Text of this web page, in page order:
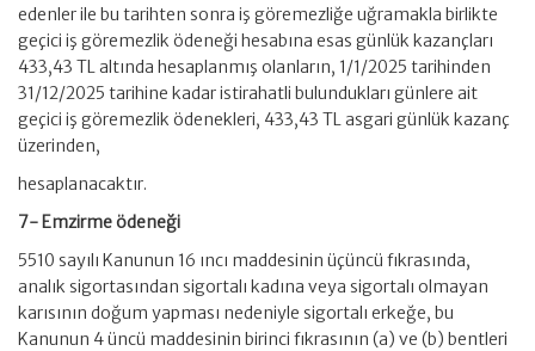
edenler ile bu tarihten sonra iş göremezliğe uğramakla birlikte
geçici iş göremezlik ödeneği hesabına esas günlük kazançları
433,43 TL altında hesaplanmış olanların, 1/1/2025 tarihinden
31/12/2025 tarihine kadar istirahatli bulundukları günlere ait
geçici iş göremezlik ödenekleri, 433,43 TL asgari günlük kazanç
üzerinden,
hesaplanacaktır.
7- Emzirme ödeneği
5510 sayılı Kanunun 16 ıncı maddesinin üçüncü fıkrasında,
analık sigortasından sigortalı kadına veya sigortalı olmayan
karısının doğum yapması nedeniyle sigortalı erkeğe, bu
Kanunun 4 üncü maddesinin birinci fıkrasının (a) ve (b) bentleri